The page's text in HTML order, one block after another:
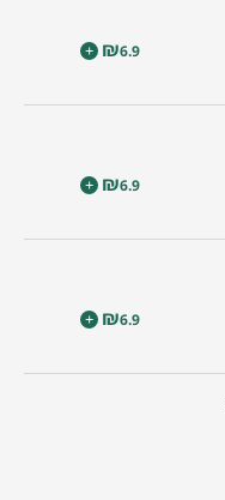
₪6.9
+
₪6.9
+
₪6.9
+